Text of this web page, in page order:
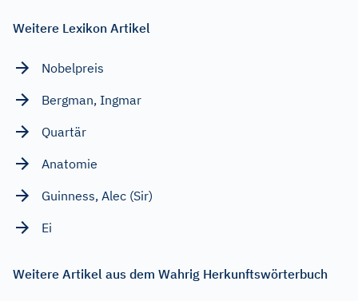
Weitere Lexikon Artikel
Nobelpreis
Bergman, Ingmar
Quartär
Anatomie
Guinness, Alec (Sir)
Ei
Weitere Artikel aus dem Wahrig Herkunftswörterbuch